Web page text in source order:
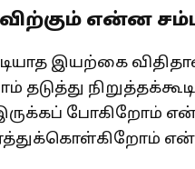
என்ன
இயற்கை
தடுத்து
போகிறோம்